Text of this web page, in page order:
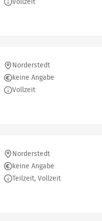
Norderstedt
keine Angabe
Vollzeit
Norderstedt
keine Angabe
Teilzeit, Vollzeit